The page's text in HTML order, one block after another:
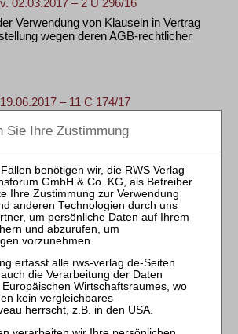
02.03.2017 – 2 U 296/16
Verwendung von Klauseln in Vertrag
wegen deren AGB-rechtlicher
– 11 C 174/17
eines Zinsbonusanspruchs
v. 26.07.2017 – 5 W 43/17
Pfändung des
erlangten
auf dem Vollstreckungstitel
v. 13.07.2017 – 15 W 248/17